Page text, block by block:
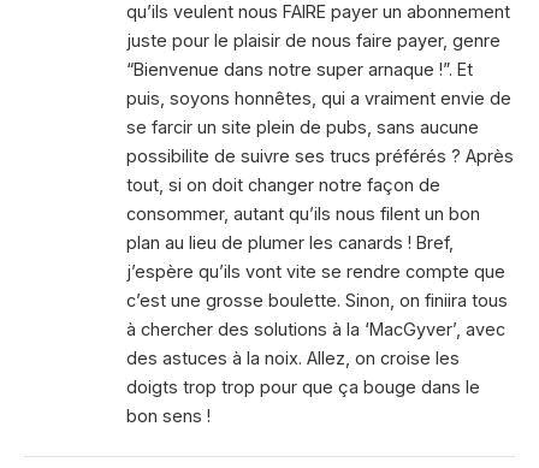
qu’ils veulent nous FAIRE payer un abonnement
juste pour le plaisir de nous faire payer, genre
“Bienvenue dans notre super arnaque !”. Et
puis, soyons honnêtes, qui a vraiment envie de
se farcir un site plein de pubs, sans aucune
possibilite de suivre ses trucs préférés ? Après
tout, si on doit changer notre façon de
consommer, autant qu’ils nous filent un bon
plan au lieu de plumer les canards ! Bref,
j’espère qu’ils vont vite se rendre compte que
c’est une grosse boulette. Sinon, on finiira tous
à chercher des solutions à la ‘MacGyver’, avec
des astuces à la noix. Allez, on croise les
doigts trop trop pour que ça bouge dans le
bon sens !